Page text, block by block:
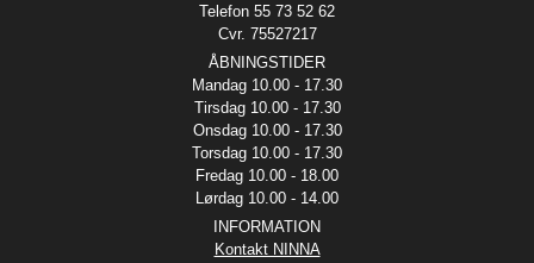
Telefon 55 73 52 62
Cvr. 75527217
ÅBNINGSTIDER
Mandag 10.00 - 17.30
Tirsdag 10.00 - 17.30
Onsdag 10.00 - 17.30
Torsdag 10.00 - 17.30
Fredag 10.00 - 18.00
Lørdag 10.00 - 14.00
INFORMATION
Kontakt NINNA